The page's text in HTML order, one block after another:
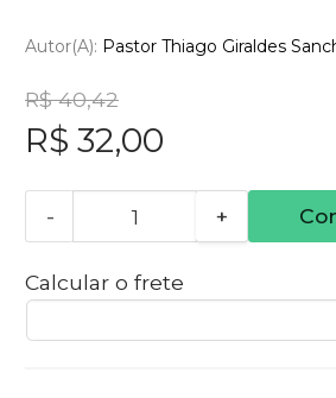
Autor(a): Pastor Thiago Giraldes
R$ 40,42
R$ 32,00
- +
Calcular o frete